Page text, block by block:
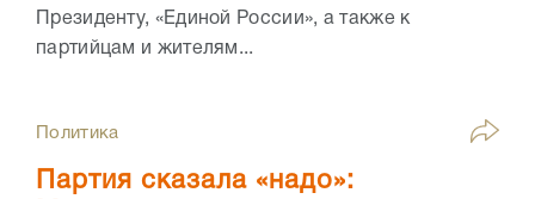
Президенту, «Единой России», а также к
партийцам и жителям...
Политика
Партия сказала «надо»: